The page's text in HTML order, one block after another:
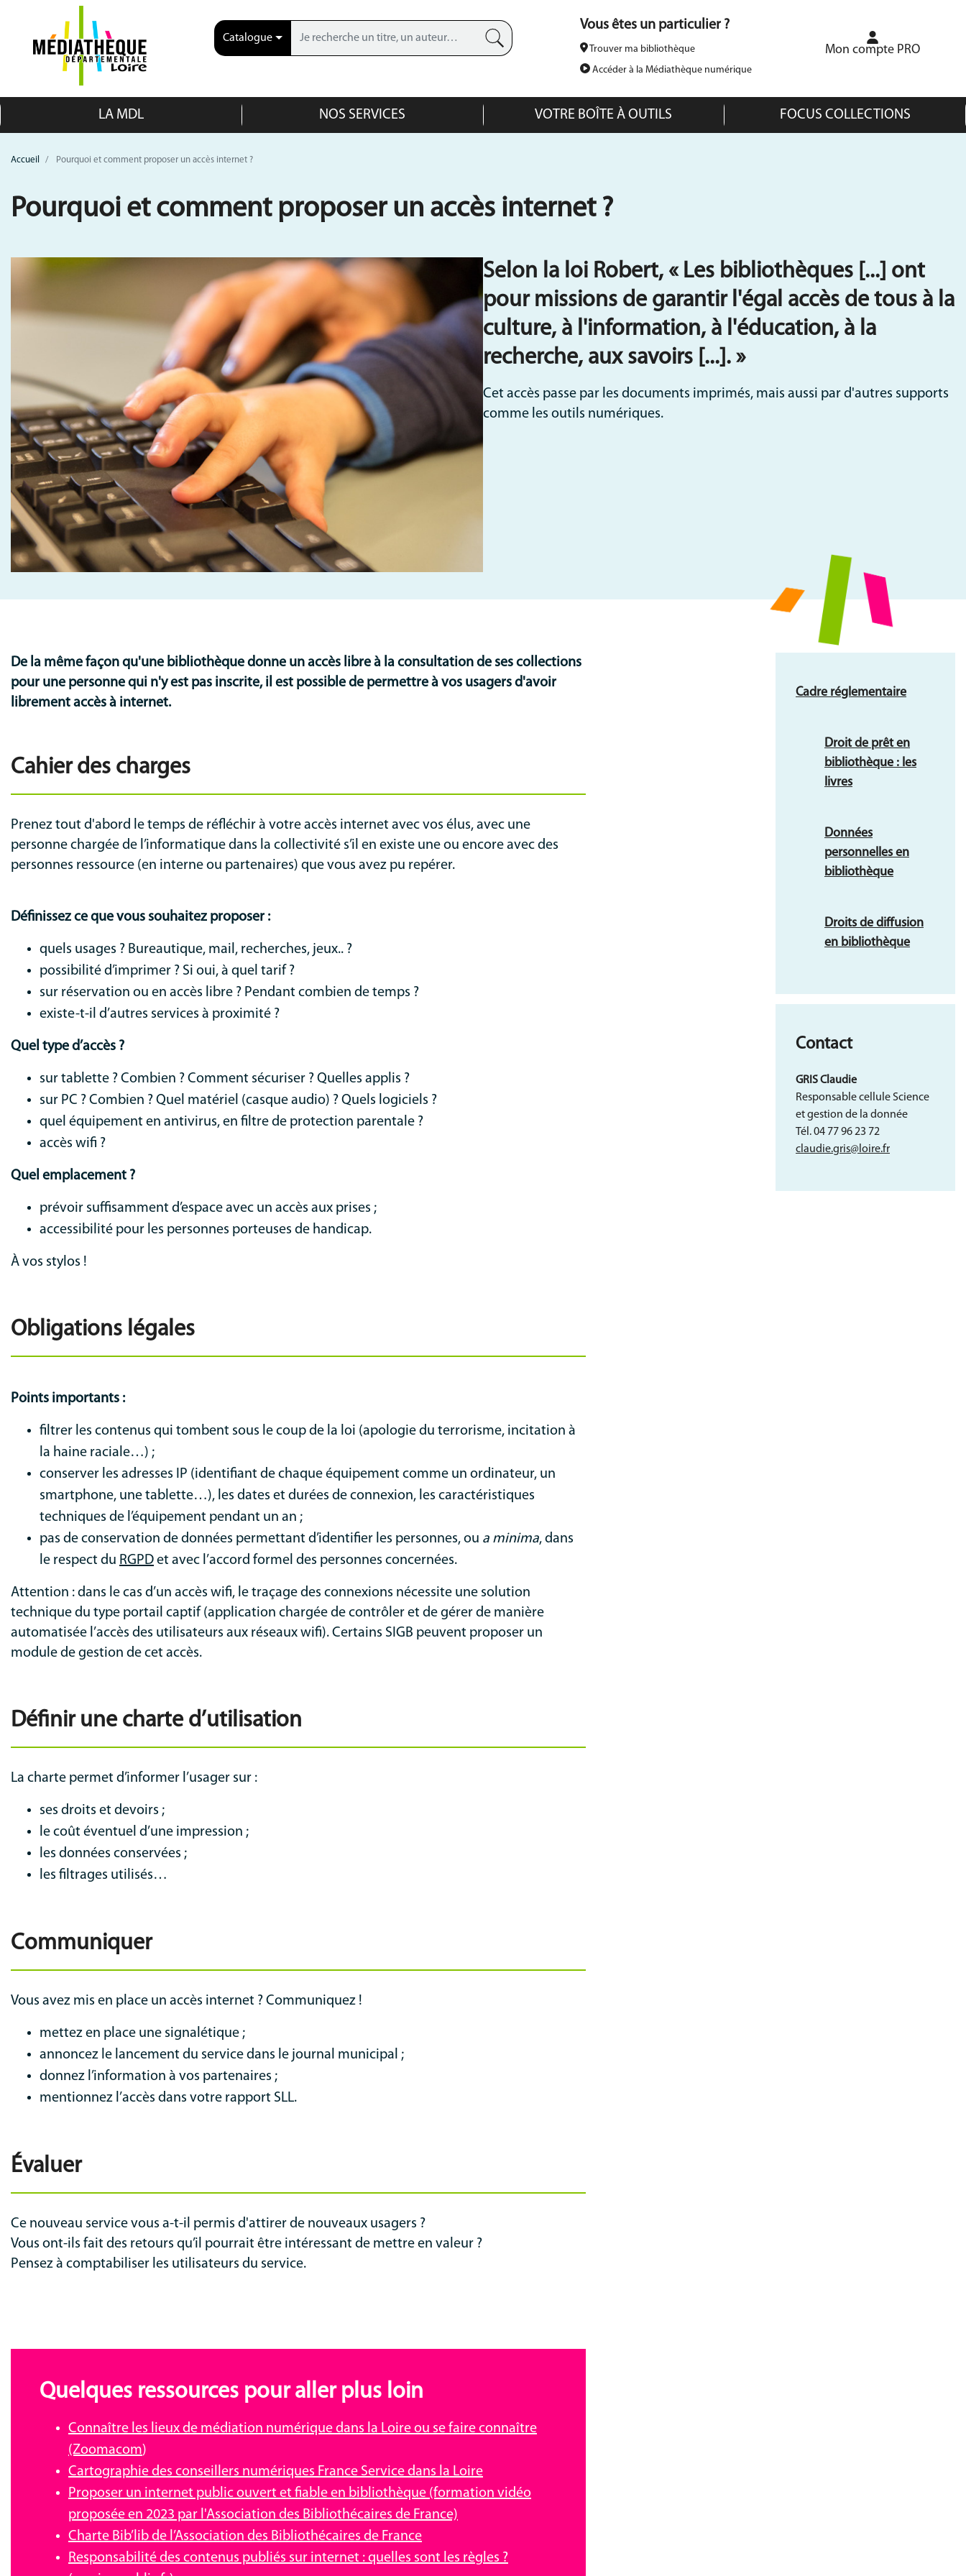
au
contenu
principal
Catalogue
Vous êtes un particulier ?
Trouver ma bibliothèque
Accéder à la Médiathèque numérique
Mon compte PRO
LA MDL NOS SERVICES VOTRE BOÎTE À OUTILS FOCUS COLLECTIONS
Accueil Pourquoi et comment proposer un accès internet ?
Pourquoi et comment proposer un accès internet ?
Selon la loi Robert, « Les bibliothèques [...] ont
pour missions de garantir l'égal accès de tous à la
culture, à l'information, à l'éducation, à la
recherche, aux savoirs [...]. »
Cet accès passe par les documents imprimés, mais aussi par d'autres supports
comme les outils numériques.
De la même façon qu'une bibliothèque donne un accès libre à la consultation de ses collections
pour une personne qui n'y est pas inscrite, il est possible de permettre à vos usagers d'avoir
librement accès à internet.
Cahier des charges
Prenez tout d'abord le temps de réfléchir à votre accès internet avec vos élus, avec une
personne chargée de l’informatique dans la collectivité s’il en existe une ou encore avec des
personnes ressource (en interne ou partenaires) que vous avez pu repérer.
Définissez ce que vous souhaitez proposer :
quels usages ? Bureautique, mail, recherches, jeux.. ?
possibilité d’imprimer ? Si oui, à quel tarif ?
sur réservation ou en accès libre ? Pendant combien de temps ?
existe-t-il d’autres services à proximité ?
Quel type d’accès ?
sur tablette ? Combien ? Comment sécuriser ? Quelles applis ?
sur PC ? Combien ? Quel matériel (casque audio) ? Quels logiciels ?
quel équipement en antivirus, en filtre de protection parentale ?
accès wifi ?
Quel emplacement ?
prévoir suffisamment d’espace avec un accès aux prises ;
accessibilité pour les personnes porteuses de handicap.
À vos stylos !
Obligations légales
Points importants :
filtrer les contenus qui tombent sous le coup de la loi (apologie du terrorisme, incitation à
la haine raciale…) ;
conserver les adresses IP (identifiant de chaque équipement comme un ordinateur, un
smartphone, une tablette…), les dates et durées de connexion, les caractéristiques
techniques de l’équipement pendant un an ;
pas de conservation de données permettant d’identifier les personnes, ou a minima, dans
le respect du RGPD et avec l’accord formel des personnes concernées.
Attention : dans le cas d’un accès wifi, le traçage des connexions nécessite une solution
technique du type portail captif (application chargée de contrôler et de gérer de manière
automatisée l’accès des utilisateurs aux réseaux wifi). Certains SIGB peuvent proposer un
module de gestion de cet accès.
Définir une charte d’utilisation
La charte permet d’informer l’usager sur :
ses droits et devoirs ;
le coût éventuel d’une impression ;
les données conservées ;
les filtrages utilisés…
Communiquer
Vous avez mis en place un accès internet ? Communiquez !
mettez en place une signalétique ;
annoncez le lancement du service dans le journal municipal ;
donnez l’information à vos partenaires ;
mentionnez l’accès dans votre rapport SLL.
Évaluer
Ce nouveau service vous a-t-il permis d'attirer de nouveaux usagers ?
Vous ont-ils fait des retours qu’il pourrait être intéressant de mettre en valeur ?
Pensez à comptabiliser les utilisateurs du service.
Quelques ressources pour aller plus loin
Connaître les lieux de médiation numérique dans la Loire ou se faire connaître
(Zoomacom)
Cartographie des conseillers numériques France Service dans la Loire
Proposer un internet public ouvert et fiable en bibliothèque (formation vidéo
proposée en 2023 par l'Association des Bibliothécaires de France)
Charte Bib’lib de l’Association des Bibliothécaires de France
Responsabilité des contenus publiés sur internet : quelles sont les règles ?
Cadre réglementaire
Droit de prêt en
bibliothèque : les
livres
Données
personnelles en
bibliothèque
Droits de diffusion
en bibliothèque
Contact
GRIS Claudie
Responsable cellule Science
et gestion de la donnée
Tél. 04 77 96 23 72
claudie.gris@loire.fr